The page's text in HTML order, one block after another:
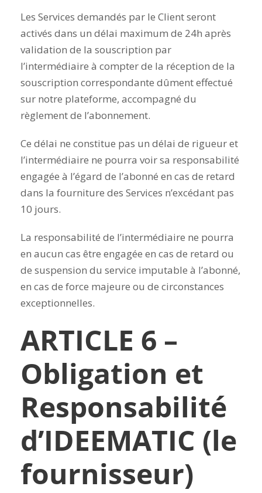
Les Services demandés par le Client seront
activés dans un délai maximum de 24h après
validation de la souscription par
l’intermédiaire à compter de la réception de la
souscription correspondante dûment effectué
sur notre plateforme, accompagné du
règlement de l’abonnement.
Ce délai ne constitue pas un délai de rigueur et
l’intermédiaire ne pourra voir sa responsabilité
engagée à l’égard de l’abonné en cas de retard
dans la fourniture des Services n’excédant pas
10 jours.
La responsabilité de l’intermédiaire ne pourra
en aucun cas être engagée en cas de retard ou
de suspension du service imputable à l’abonné,
en cas de force majeure ou de circonstances
exceptionnelles.
ARTICLE 6 –
Obligation et
Responsabilité
d’IDEEMATIC (le
fournisseur)